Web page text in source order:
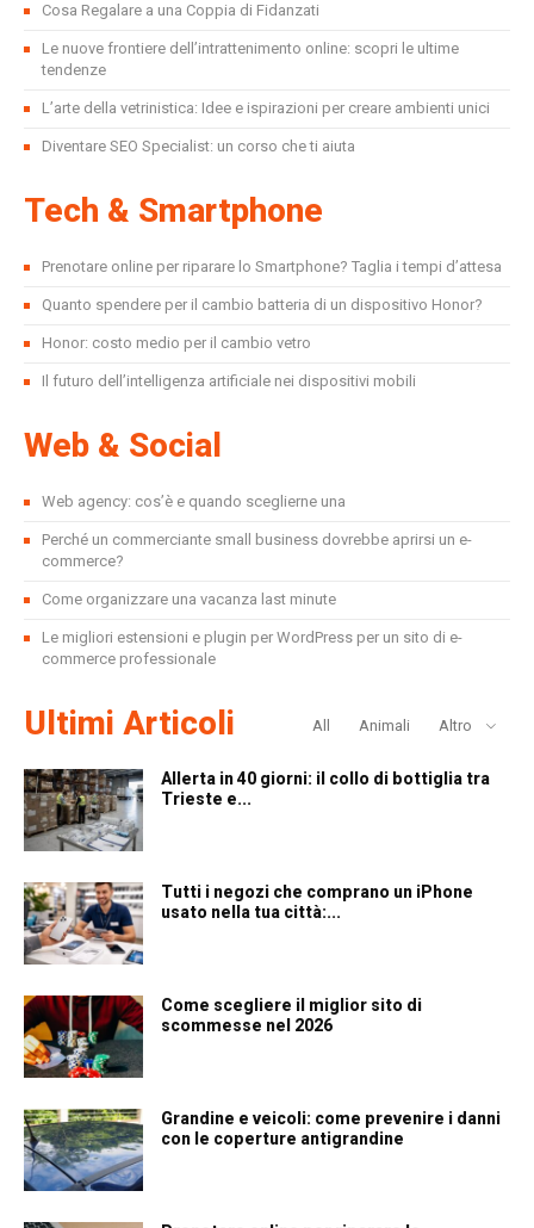
Cosa Regalare a una Coppia di Fidanzati
Le nuove frontiere dell’intrattenimento online: scopri le ultime
tendenze
L’arte della vetrinistica: Idee e ispirazioni per creare ambienti unici
Diventare SEO Specialist: un corso che ti aiuta
Tech & Smartphone
Prenotare online per riparare lo Smartphone? Taglia i tempi d’attesa
Quanto spendere per il cambio batteria di un dispositivo Honor?
Honor: costo medio per il cambio vetro
Il futuro dell’intelligenza artificiale nei dispositivi mobili
Web & Social
Web agency: cos’è e quando sceglierne una
Perché un commerciante small business dovrebbe aprirsi un e-
commerce?
Come organizzare una vacanza last minute
Le migliori estensioni e plugin per WordPress per un sito di e-
commerce professionale
Ultimi Articoli All Animali Altro
Allerta in 40 giorni: il collo di bottiglia tra
Trieste e...
Tutti i negozi che comprano un iPhone
usato nella tua città:...
Come scegliere il miglior sito di
scommesse nel 2026
Grandine e veicoli: come prevenire i danni
con le coperture antigrandine